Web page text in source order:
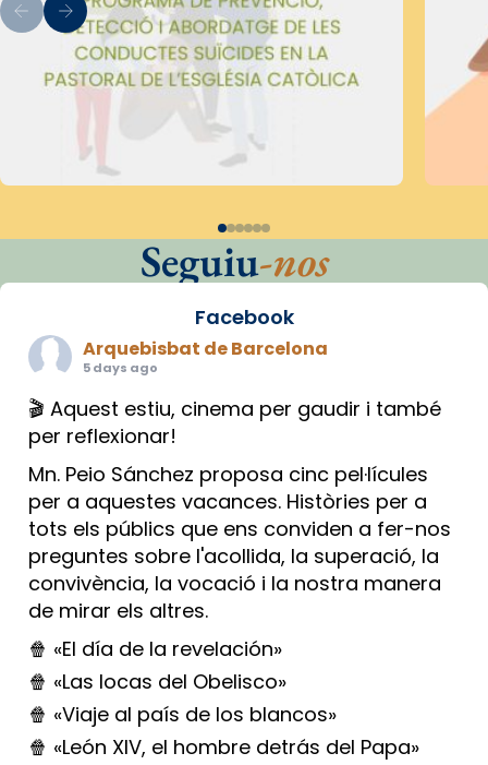
Seguiu-nos
Facebook
Arquebisbat de Barcelona
5 days ago
🎬 Aquest estiu, cinema per gaudir i també
per reflexionar!
Mn. Peio Sánchez proposa cinc pel·lícules
per a aquestes vacances. Històries per a
tots els públics que ens conviden a fer-nos
preguntes sobre l'acollida, la superació, la
convivència, la vocació i la nostra manera
de mirar els altres.
🍿 «El día de la revelación»
🍿 «Las locas del Obelisco»
🍿 «Viaje al país de los blancos»
🍿 «León XIV, el hombre detrás del Papa»